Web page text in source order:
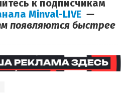
к подписчикам
Minval-LIVE —
появляются быстрее